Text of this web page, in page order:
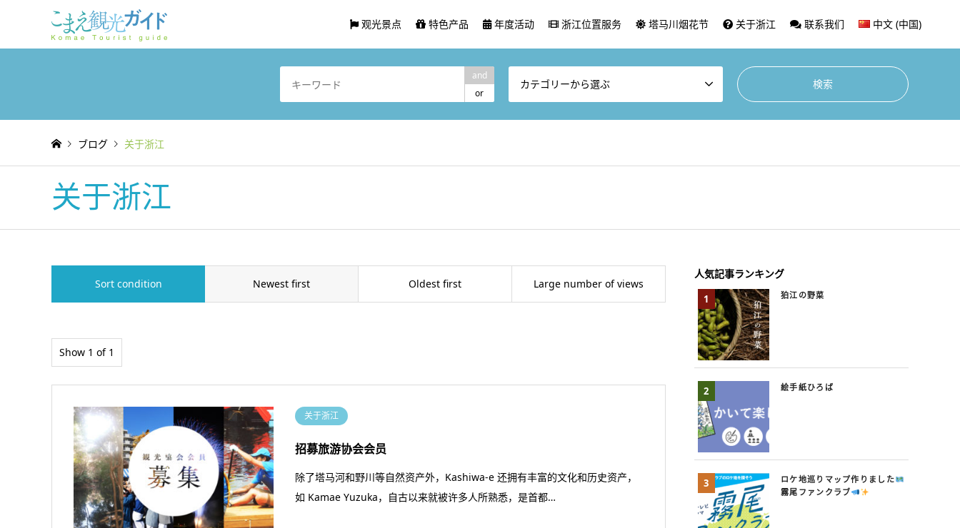
观光景点 特色产品 年度活动 浙江位置服务 塔马川烟花节 关于浙江 联系我们 中文 (中国)
and
or
カテゴリーから選ぶ
ブログ 关于浙江
关于浙江
Sort condition Newest first Oldest first Large number of views
Show 1 of 1
关于浙江
招募旅游协会会员
除了塔马河和野川等自然资产外，Kashiwa-e 还拥有丰富的文化和历史资产，
如 Kamae Yuzuka，自古以来就被许多人所熟悉，是首都…
人気記事ランキング
狛江の野菜
絵手紙ひろば
ロケ地巡りマップ作りました
霧尾ファンクラブ